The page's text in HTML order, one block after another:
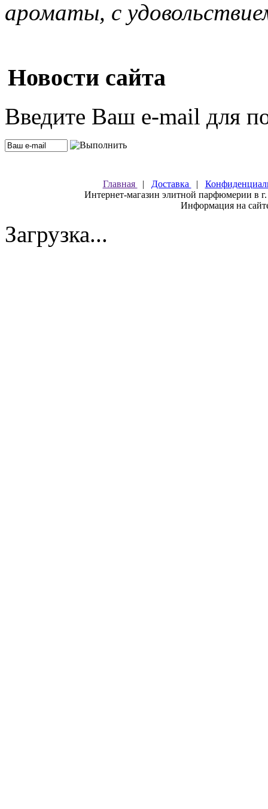
ароматы, с
Новости сайта
Введите Ваш e-mail для
Главная | Доставка |
Интернет-магазин элитной парфюмерии в
Информация на
Загрузка...